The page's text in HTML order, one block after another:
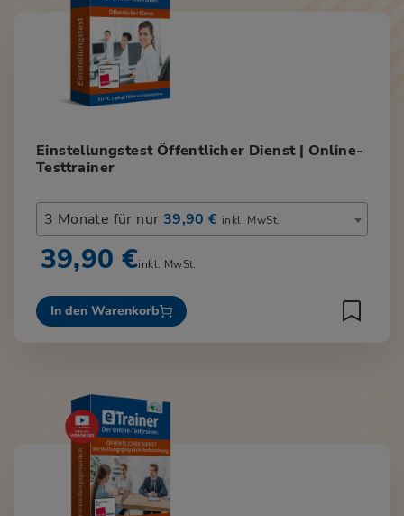
Einstellungstest Öffentlicher Dienst | Online-
Testtrainer
3 Monate für nur 39,90 € inkl. MwSt.
39,90 €inkl. MwSt.
In den Warenkorb